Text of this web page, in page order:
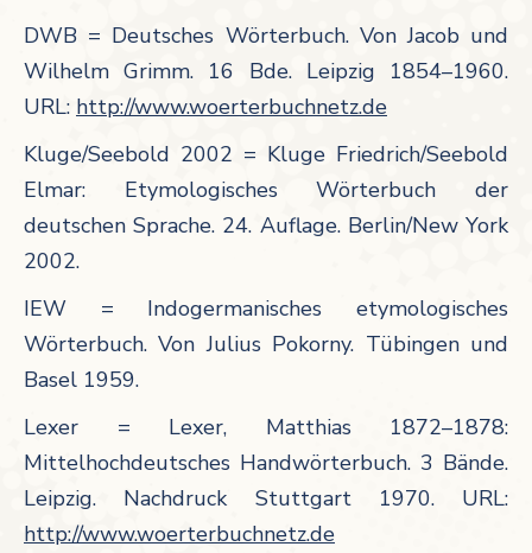
DWB = Deutsches Wörterbuch. Von Jacob und
Wilhelm Grimm. 16 Bde. Leipzig 1854–1960.
URL: http://www.woerterbuchnetz.de
Kluge/Seebold 2002 = Kluge Friedrich/Seebold
Elmar: Etymologisches Wörterbuch der
deutschen Sprache. 24. Auflage. Berlin/New York
2002.
IEW = Indogermanisches etymologisches
Wörterbuch. Von Julius Pokorny. Tübingen und
Basel 1959.
Lexer = Lexer, Matthias 1872–1878:
Mittelhochdeutsches Handwörterbuch. 3 Bände.
Leipzig. Nachdruck Stuttgart 1970. URL:
http://www.woerterbuchnetz.de